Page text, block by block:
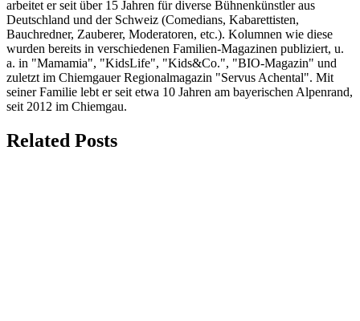
arbeitet er seit über 15 Jahren für diverse Bühnenkünstler aus
Deutschland und der Schweiz (Comedians, Kabarettisten,
Bauchredner, Zauberer, Moderatoren, etc.). Kolumnen wie diese
wurden bereits in verschiedenen Familien-Magazinen publiziert, u.
a. in "Mamamia", "KidsLife", "Kids&Co.", "BIO-Magazin" und
zuletzt im Chiemgauer Regionalmagazin "Servus Achental". Mit
seiner Familie lebt er seit etwa 10 Jahren am bayerischen Alpenrand,
seit 2012 im Chiemgau.
Related Posts